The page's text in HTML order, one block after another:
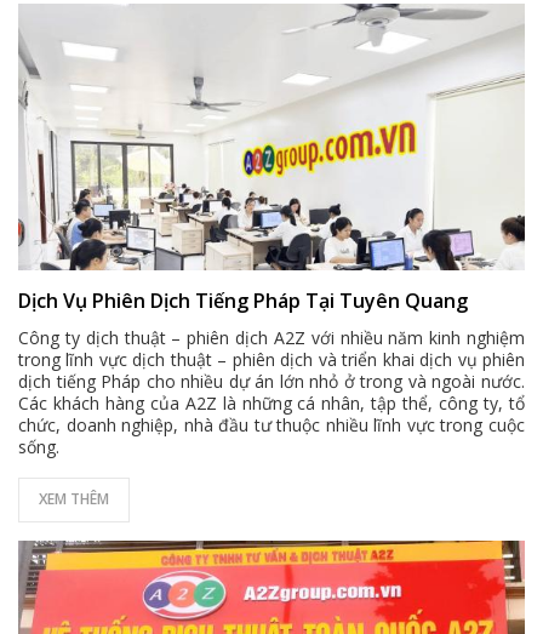
Dịch Vụ Phiên Dịch Tiếng Pháp Tại Tuyên Quang
Công ty dịch thuật – phiên dịch A2Z với nhiều năm kinh nghiệm
trong lĩnh vực dịch thuật – phiên dịch và triển khai dịch vụ phiên
dịch tiếng Pháp cho nhiều dự án lớn nhỏ ở trong và ngoài nước.
Các khách hàng của A2Z là những cá nhân, tập thể, công ty, tổ
chức, doanh nghiệp, nhà đầu tư thuộc nhiều lĩnh vực trong cuộc
sống.
XEM THÊM